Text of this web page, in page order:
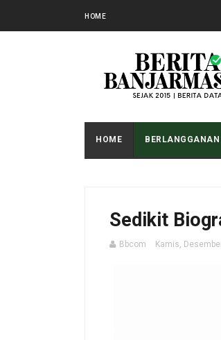
HOME
HOME BERLANGGANAN
Sedikit
Bbcom Kamis,